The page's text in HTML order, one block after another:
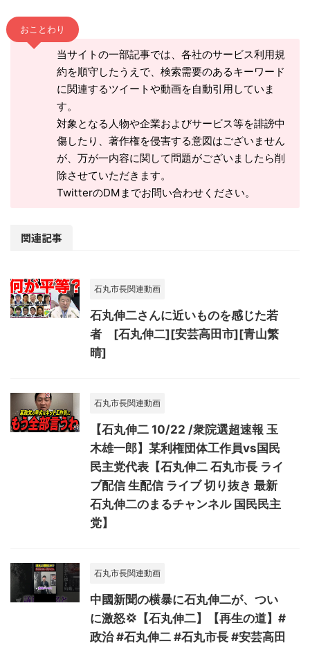
おことわり
当サイトの一部記事では、各社のサービス利用規
約を順守したうえで、検索需要のあるキーワード
に関連するツイートや動画を自動引用していま
す。
対象となる人物や企業およびサービス等を誹謗中
傷したり、著作権を侵害する意図はございません
が、万が一内容に関して問題がございましたら削
除させていただきます。
TwitterのDMまでお問い合わせください。
関連記事
石丸市長関連動画
石丸伸二さんに近いものを感じた若
者 [石丸伸二][安芸高田市][青山繁
晴]
石丸市長関連動画
【石丸伸二 10/22 /衆院選超速報 玉
木雄一郎】某利権団体工作員vs国民
民主党代表【石丸伸二 石丸市長 ライ
ブ配信 生配信 ライブ 切り抜き 最新
石丸伸二のまるチャンネル 国民民主
党】
石丸市長関連動画
中國新聞の横暴に石丸伸二が、つい
に激怒💢【石丸伸二】【再生の道】#
政治 #石丸伸二 #石丸市長 #安芸高田